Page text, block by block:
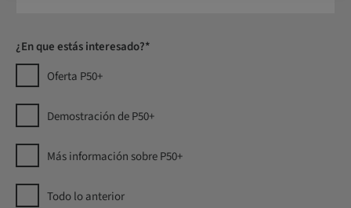
¿En que estás interesado?*
Oferta P50+
Demostración de P50+
Más información sobre P50+
Todo lo anterior